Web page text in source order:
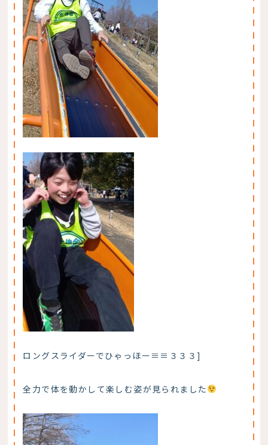
ロングスライダーでひゃっほー≡≡３３３]
全力で体を動かして楽しむ姿が見られました